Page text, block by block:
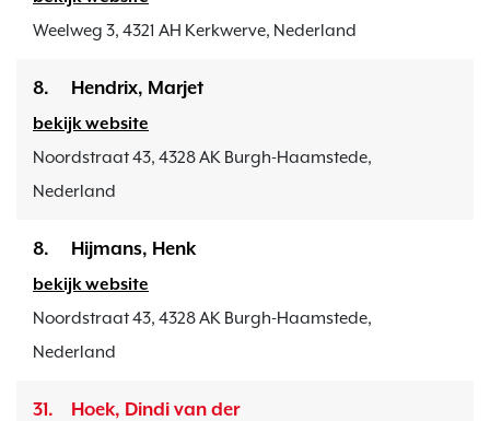
Weelweg 3, 4321 AH Kerkwerve, Nederland
8. Hendrix, Marjet
bekijk website
Noordstraat 43, 4328 AK Burgh-Haamstede,
Nederland
8. Hijmans, Henk
bekijk website
Noordstraat 43, 4328 AK Burgh-Haamstede,
Nederland
31. Hoek, Dindi van der